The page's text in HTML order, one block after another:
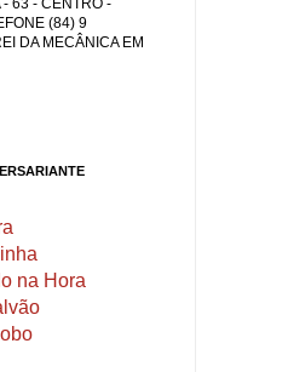
- 63 - CENTRO -
(84) 9
DA MECÂNICA EM
na Hora